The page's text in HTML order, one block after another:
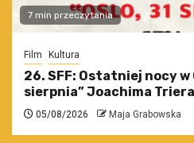
7 min przeczytania
Film Kultura
26. SFF: Ostatniej nocy w
sierpnia” Joachima Triera
05/08/2026 Maja Grabowska